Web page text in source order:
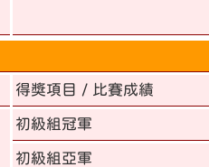
得獎項目 / 比賽成績
初級組冠軍
初級組亞軍